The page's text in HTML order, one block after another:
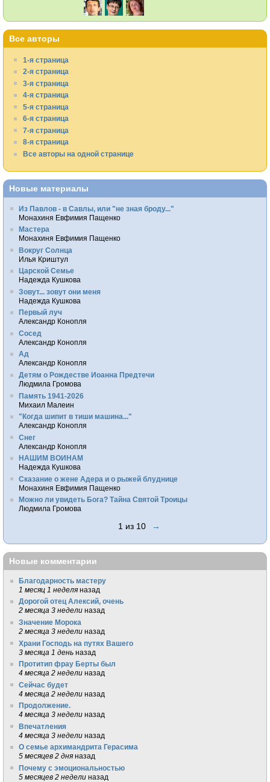
Все авторы
1-я страница
2-я страница
3-я страница
4-я страница
5-я страница
6-я страница
7-я страница
8-я страница
Все авторы на одной странице
Новые материалы
Из Павлов - в Савлы, или "не зная броду..."
Монахиня Евфимия Пащенко
Мастера
Монахиня Евфимия Пащенко
Вокруг Солнца
Илья Криштул
Царской Семье
Надежда Кушкова
Зовут... зовут они меня
Надежда Кушкова
Первый луч
Александр Конопля
Сосед
Александр Конопля
Ад
Александр Конопля
Детям о Рождестве Иоанна Предтечи
Людмила Громова
Память 1941-2026
Михаил Малеин
"Когда шипит в тиши машина..."
Александр Конопля
Снег
Александр Конопля
НАШИМ ВОИНАМ
Надежда Кушкова
Сказание о жене Адера и о рыжей блуднице
Монахиня Евфимия Пащенко
Можно ли увидеть Бога? Тайна Святой Троицы
Людмила Громова
1 из 10 →
Новые комментарии
Благодарность мастеру
1 месяц 1 неделя назад
Дорогой отец Алексий, очень
2 месяца 3 недели назад
Значение Морока
2 месяца 3 недели назад
Храни Господь на путях Вашего
3 месяца 1 день назад
Протитип фрау Берты был
4 месяца 2 недели назад
Сейчас будет
4 месяца 2 недели назад
Продолжение.
4 месяца 3 недели назад
Впечатления
4 месяца 3 недели назад
О семье архимандрита Герасима
5 месяцев 2 дня назад
Почему с эмоциональностью
5 месяцев 2 недели назад